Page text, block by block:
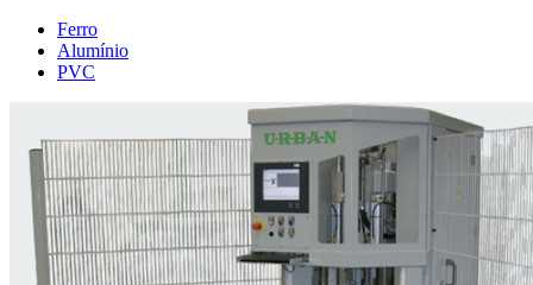
Ferro
Alumí­nio
PVC